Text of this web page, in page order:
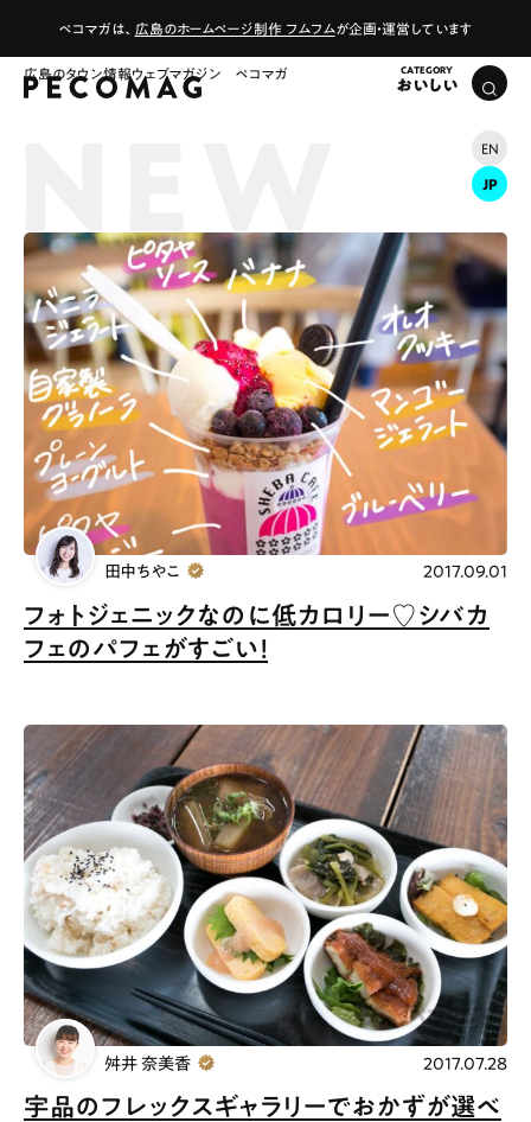
ペコマガは、 広島のホームページ制作 フムフムが企画・運営しています
広島のタウン情報ウェブマガジン ペコマガ
おいしい
EN
JP
# カフェ # ランチ
# スイーツ
# ファミリーにおすすめ
# 女子旅におすすめ
# 中区 # テイクアウト
# コーヒー
# 宮島
Gourmet News
Outing
ペコマガとは 運営会社
スポット情報 広告掲載について
プライバシーポリシー インフォマティブデータポリシー
お問合せ 利用規約
フォトジェニックなのに低カロリー♡シバカ
フェのパフェがすごい！
田中ちやこ 2017.09.01
宇品のフレックスギャラリーでおかずが選べ
舛井 奈美香 2017.07.28